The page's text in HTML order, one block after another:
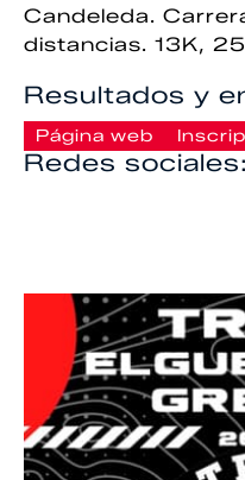
Candeleda.
distancias. 13K,
Resultados y
Página web
Redes sociales: